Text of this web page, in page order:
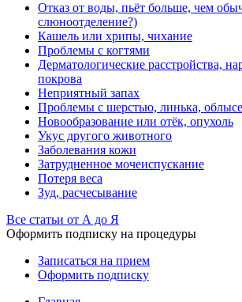
Отказ от воды, пьёт больше, чем
слюноотделение?)
Кашель или хрипы, чихание
Проблемы с когтями
Дерматологические расстройства,
покрова
Неприятный запах
Проблемы с шерстью, линька,
Новообразование или отёк, опухоль
Укус другого животного
Заболевания кожи
Затрудненное мочеиспускание
Потеря веса
Зуд, расчесывание
Все статьи от А до Я
Оформить подписку на процедуры
Записаться на прием
Оформить подписку